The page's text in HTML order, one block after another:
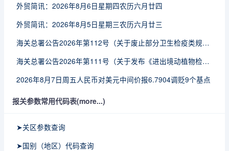
外贸简讯：2026年8月6日星期四农历六月廿四
外贸简讯：2026年8月5日星期三农历六月廿三
海关总署公告2026年第112号（关于废止部分卫生检疫类规范性文件的公告）
海关总署公告2026年第111号（关于发布《进出境动植物检疫处理监督管理工作规定》《进出境卫生处理监督管理工作规定》的公告）
2026年8月7日周五人民币对美元中间价报6.7904调贬9个基点
报关参数常用代码表(more...)
➤关区参数查询
➤国别（地区）代码查询